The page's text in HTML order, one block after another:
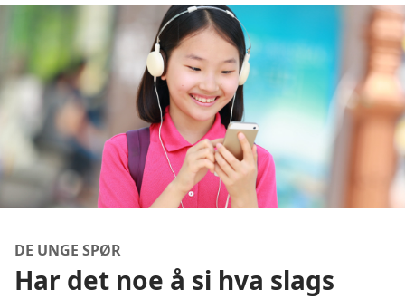
DE UNGE SPØR
Har det noe å si hva slags